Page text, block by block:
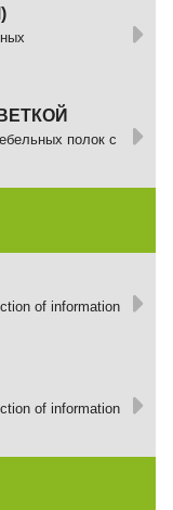
полок с
of information
of information